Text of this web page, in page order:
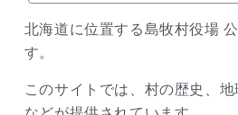
北海道に位置する島牧村役場
す。
このサイトでは、村の歴史、